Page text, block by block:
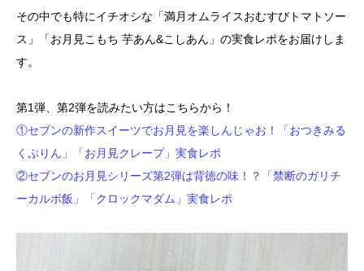
その中でも特にイチオシな「満月オムライスおむすびトマトソー
ス」「お月見こもち 芋あん&こしあん」の実食レポをお届けしま
す。
第1弾、第2弾を読みたい方はこちらから！
①セブンの新作スイーツでお月見を楽しんじゃお！「おつきみる
くぷりん」「お月見クレープ」実食レポ
②セブンのお月見シリーズ第2弾は背徳の味！？「禁断のガリチ
ーカルボ飯」「クロックマダム」実食レポ